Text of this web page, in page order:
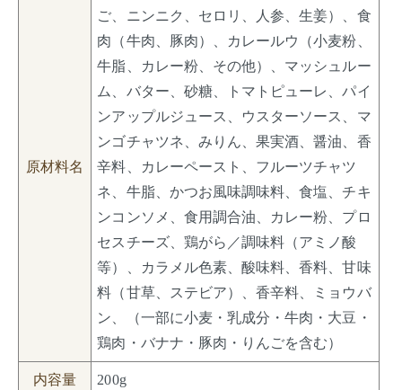
原材料名
ご、ニンニク、セロリ、人参、生姜）、食
肉（牛肉、豚肉）、カレールウ（小麦粉、
牛脂、カレー粉、その他）、マッシュルー
ム、バター、砂糖、トマトピューレ、パイ
ンアップルジュース、ウスターソース、マ
ンゴチャツネ、みりん、果実酒、醤油、香
辛料、カレーペースト、フルーツチャツ
ネ、牛脂、かつお風味調味料、食塩、チキ
ンコンソメ、食用調合油、カレー粉、プロ
セスチーズ、鶏がら／調味料（アミノ酸
等）、カラメル色素、酸味料、香料、甘味
料（甘草、ステビア）、香辛料、ミョウバ
ン、（一部に小麦・乳成分・牛肉・大豆・
鶏肉・バナナ・豚肉・りんごを含む）
内容量 200g